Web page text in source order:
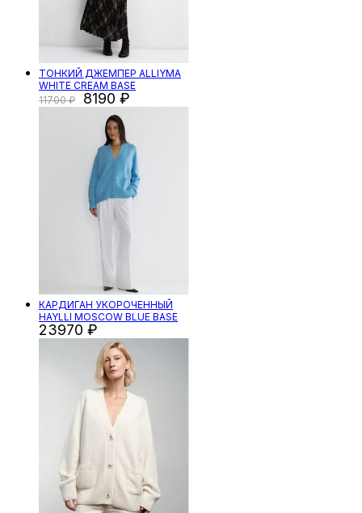
ТОНКИЙ ДЖЕМПЕР ALLIYMA
WHITE CREAM BASE
11700
8190
КАРДИГАН УКОРОЧЕННЫЙ
HAYLLI MOSCOW BLUE BASE
23970